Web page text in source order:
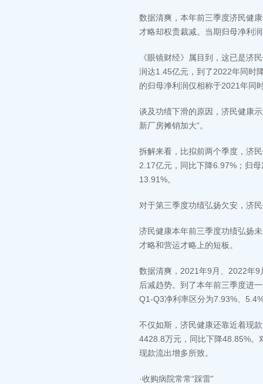
数据清爽，本年前三季度济民健
才略却权贵裁减。当期归母净利
《眼镜财经》属目到，这已是济
润达1.45亿元，到了2022年同时
的归母净利润仅相称于2021年同
谈及功绩下滑的原因，济民健康
新厂房摊销加大”。
拆解来看，比拟前两个季度，济
2.17亿元，同比下降6.97%；归
13.91%。
对于第三季度功绩弘扬欠安，济
济民健康本年前三季度功绩弘扬
才略和营运才略上的短板。
数据清爽，2021年9月、2022年
后减趋势。到了本年前三季度进
Q1-Q3净利率区分为7.93%、
不仅如斯，济民健康还靠近着现
4428.8万元，同比下降48.85%。
现款流出增多所致。
·收购病院常常“踩雷”